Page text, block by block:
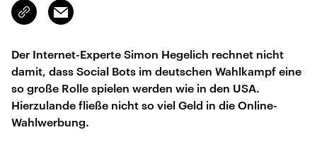
Link
kopieren/teilen
Email
Der Internet-Experte Simon Hegelich rechnet nicht
damit, dass Social Bots im deutschen Wahlkampf eine
so große Rolle spielen werden wie in den USA.
Hierzulande fließe nicht so viel Geld in die Online-
Wahlwerbung.